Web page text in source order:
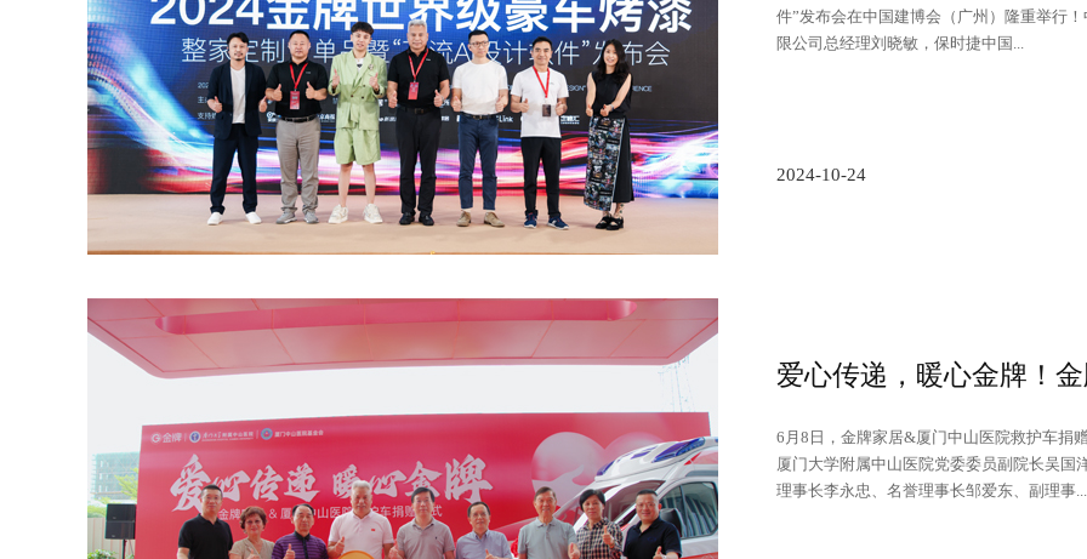
件”发布会在中国建博会（广州）隆重举行
限公司总经理刘晓敏，保时捷中国...
2024-10-24
6月8日，金牌家居&厦门中山医院救护车捐
厦门大学附属中山医院党委委员副院长吴国
理事长李永忠、名誉理事长邹爱东、副理事...